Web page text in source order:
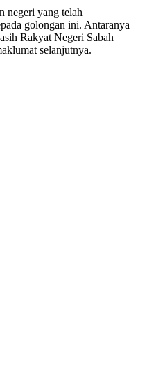
negeri yang telah
golongan ini. Antaranya
Rakyat Negeri Sabah
selanjutnya.